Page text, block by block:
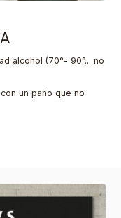
alcohol (70°- 90°... no
un paño que no